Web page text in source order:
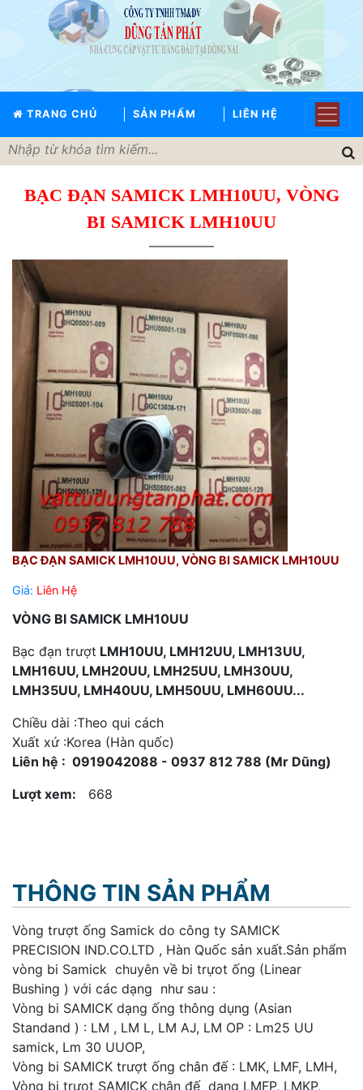
TRANG CHỦ SẢN PHẨM LIÊN HỆ
TRANG
CHỦ
GIỚI
SẢN
PHẨM
THƯƠNG
TỨC
LIÊN
BẠC ĐẠN SAMICK LMH10UU, VÒNG
BI SAMICK LMH10UU
BẠC ĐẠN SAMICK LMH10UU, VÒNG BI SAMICK LMH10UU
Giá: Liên Hệ
VÒNG BI SAMICK LMH10UU
Bạc đạn trượt LMH10UU, LMH12UU, LMH13UU,
LMH16UU, LMH20UU, LMH25UU, LMH30UU,
LMH35UU, LMH40UU, LMH50UU, LMH60UU...
Chiều dài :Theo qui cách
Xuất xứ :Korea (Hàn quốc)
Liên hệ : 0919042088 - 0937 812 788 (Mr Dũng)
Lượt xem:
668
THÔNG TIN SẢN PHẨM
Vòng trượt ống Samick do công ty SAMICK
PRECISION IND.CO.LTD , Hàn Quốc sản xuất.Sản phẩm
vòng bi Samick chuyên về bi trựot ống (Linear
Bushing ) với các dạng như sau :
Vòng bi SAMICK dạng ống thông dụng (Asian
Standand ) : LM , LM L, LM AJ, LM OP : Lm25 UU
samick, Lm 30 UUOP,
Vòng bi SAMICK trượt ống chân đế : LMK, LMF, LMH,
Vòng bi trựot SAMICK chân đế dạng LMFP, LMKP,